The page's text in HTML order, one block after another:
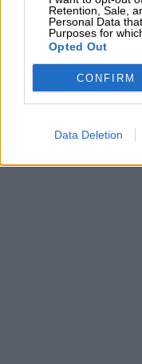
Retention, Sale,
Personal Data
Purposes for
Opted Out
CONFIRM
Data Deletion